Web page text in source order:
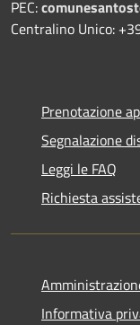
PEC:
Centralino Unico:
Prenotazione
Segnalazione
Leggi le FAQ
Richiesta
Informativa